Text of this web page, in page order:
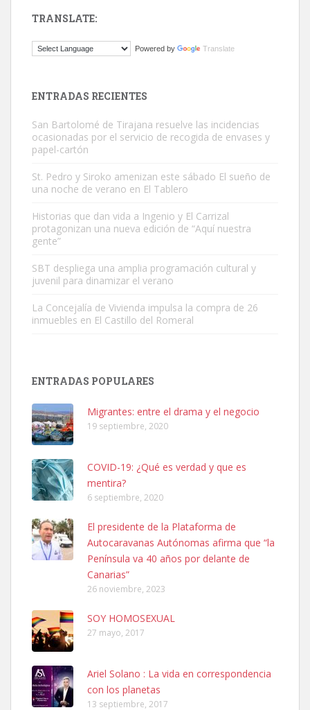
Este gato macho ha aparecido en la calle hace menos de un mes,
Busco adopción responsable para mi perra. Pastor alemán,
hembra, 4 años. Por motivos personales ...
Leales.org » Gran Canaria
Leales.org » Gran Canaria
Ninfa perdida
El día 5 se los perdió una ninfa papillera, asustada tiene miedo a la
calle, se perdió por la zon...
Leales.org » Gran Canaria
6.7.2025
Adopcion
Busco casa de acogida para mi perrita ya que por temas de trabajo
TRANSLATE:
Powered by Translate
ENTRADAS RECIENTES
San Bartolomé de Tirajana resuelve las incidencias
ocasionadas por el servicio de recogida de envases y
papel-cartón
St. Pedro y Siroko amenizan este sábado El sueño de
una noche de verano en El Tablero
Historias que dan vida a Ingenio y El Carrizal
protagonizan una nueva edición de “Aquí nuestra
gente”
SBT despliega una amplia programación cultural y
juvenil para dinamizar el verano
La Concejalía de Vivienda impulsa la compra de 26
inmuebles en El Castillo del Romeral
ENTRADAS POPULARES
Migrantes: entre el drama y el negocio
19 septiembre, 2020
COVID-19: ¿Qué es verdad y que es
mentira?
6 septiembre, 2020
El presidente de la Plataforma de
Autocaravanas Autónomas afirma que “la
Península va 40 años por delante de
Canarias”
26 noviembre, 2023
SOY HOMOSEXUAL
27 mayo, 2017
Ariel Solano : La vida en correspondencia
con los planetas
13 septiembre, 2017